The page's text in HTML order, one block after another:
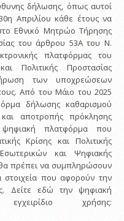
δήλωσης, όπως αυτοί
Απριλίου κάθε έτους να
Εθνικό Μητρώο Τήρησης
του άρθρου 53Α του Ν.
πλατφόρμας του
Πολιτικής Προστασίας
των υποχρεώσεων
Από του Μάιο του 2025
δήλωσης καθαρισμού
αποτροπής πρόκλησης
πλατφόρμα που
Κρίσης και Πολιτικής
και Ψηφιακής
πρέπει να συμπληρώσουν
στοιχεία που αφορούν την
Δείτε εδώ την ψηφιακή
χρήσης: